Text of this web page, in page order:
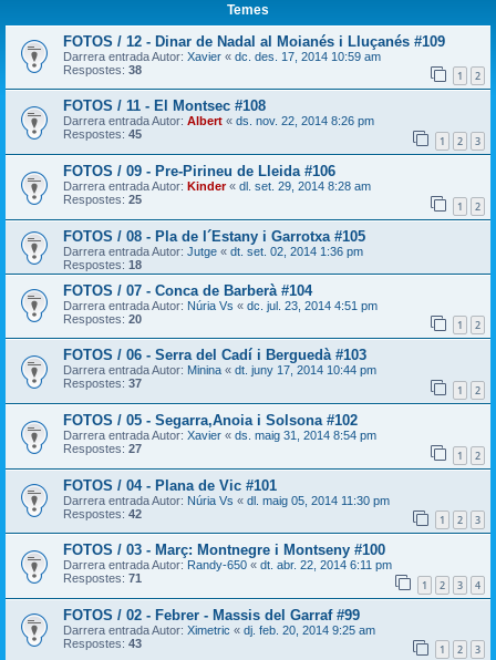
Temes
FOTOS / 12 - Dinar de Nadal al Moianés i Lluçanés #109
Darrera entrada Autor: Xavier « dc. des. 17, 2014 10:59 am
Respostes: 38 1 2
FOTOS / 11 - El Montsec #108
Darrera entrada Autor: Albert « ds. nov. 22, 2014 8:26 pm
Respostes: 45 1 2 3
FOTOS / 09 - Pre-Pirineu de Lleida #106
Darrera entrada Autor: Kinder« dl. set. 29, 2014 8:28 am
Respostes: 25 1 2
FOTOS / 08 - Pla de l´Estany i Garrotxa #105
Darrera entrada Autor: Jutge « dt. set. 02, 2014 1:36 pm
Respostes: 18
FOTOS / 07 - Conca de Barberà #104
Darrera entrada Autor: Núria Vs « dc. jul. 23, 2014 4:51 pm
Respostes: 20 1 2
FOTOS / 06 - Serra del Cadí i Berguedà #103
Darrera entrada Autor: Minina « dt. juny 17, 2014 10:44 pm
Respostes: 37 1 2
FOTOS / 05 - Segarra,Anoia i Solsona #102
Darrera entrada Autor: Xavier « ds. maig 31, 2014 8:54 pm
Respostes: 27 1 2
FOTOS / 04 - Plana de Vic #101
Darrera entrada Autor: Núria Vs « dl. maig 05, 2014 11:30 pm
Respostes: 42 1 2 3
FOTOS / 03 - Març: Montnegre i Montseny #100
Darrera entrada Autor: Randy-650 « dt. abr. 22, 2014 6:11 pm
Respostes: 71 1 2 3 4
FOTOS / 02 - Febrer - Massis del Garraf #99
Darrera entrada Autor: Ximetric « dj. feb. 20, 2014 9:25 am
Respostes: 43 1 2 3